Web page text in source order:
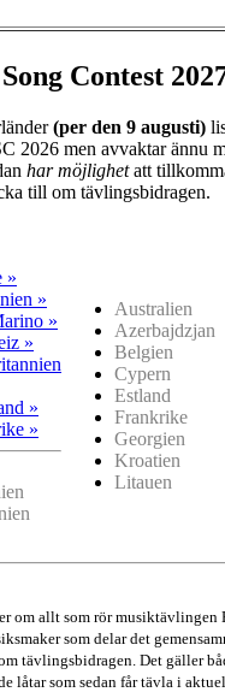
Contest
(per den 9 augusti)
2026 men avvaktar ännu
har möjlighetatt
till om tävlingsbidragen.
»
»
»
»
»
»
Australien
Azerbajdzjan
Belgien
Cypern
Estland
Frankrike
Georgien
Kroatien
Litauen
om allt som rör musiktävlingen
som delar det
tävlingsbidragen. Det gäller
låtar som sedan får tävla i